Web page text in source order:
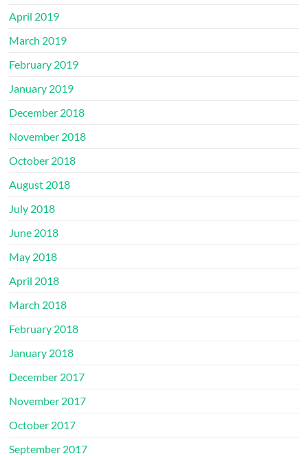
April 2019
March 2019
February 2019
January 2019
December 2018
November 2018
October 2018
August 2018
July 2018
June 2018
May 2018
April 2018
March 2018
February 2018
January 2018
December 2017
November 2017
October 2017
September 2017